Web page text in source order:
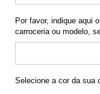
Por favor, indique aqui
carroceria ou modelo,
Selecione a cor da sua